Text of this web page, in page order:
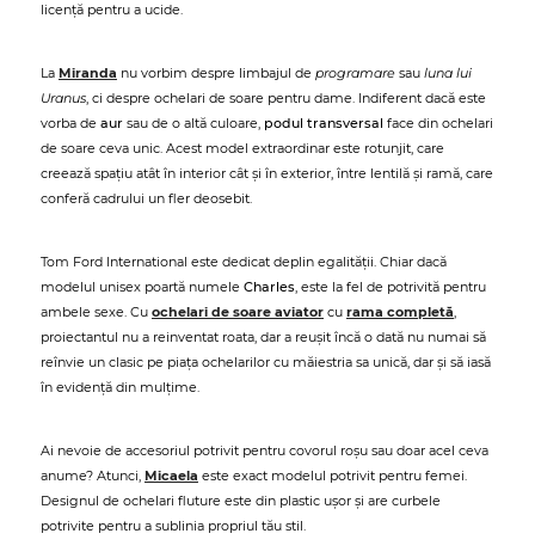
licență pentru a ucide.
La Miranda nu vorbim despre limbajul de programare sau luna lui
Uranus, ci despre ochelari de soare pentru dame. Indiferent dacă este
vorba de aur sau de o altă culoare, podul transversal face din ochelari
de soare ceva unic. Acest model extraordinar este rotunjit, care
creează spațiu atât în interior cât și în exterior, între lentilă și ramă, care
conferă cadrului un fler deosebit.
Tom Ford International este dedicat deplin egalității. Chiar dacă
modelul unisex poartă numele Charles, este la fel de potrivită pentru
ambele sexe. Cu ochelari de soare aviator cu rama completă,
proiectantul nu a reinventat roata, dar a reușit încă o dată nu numai să
reînvie un clasic pe piața ochelarilor cu măiestria sa unică, dar și să iasă
în evidență din mulțime.
Ai nevoie de accesoriul potrivit pentru covorul roșu sau doar acel ceva
anume? Atunci, Micaela este exact modelul potrivit pentru femei.
Designul de ochelari fluture este din plastic ușor și are curbele
potrivite pentru a sublinia propriul tău stil.